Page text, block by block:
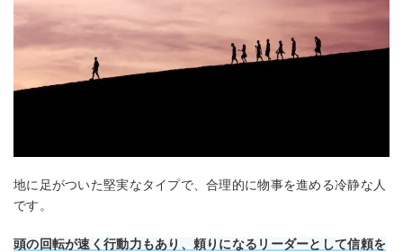
地に足がついた堅実なタイプで、合理的に物事を進める冷静な人
です。
頭の回転が速く行動力もあり、頼りになるリーダーとして信頼を